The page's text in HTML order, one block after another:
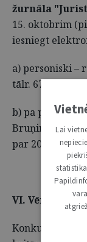
žurnāla
15. oktobrim
iesniegt
a) personiski –
tālr. 67310680;
b) pa pastu –
Bruņinieku ielā
par 2015. gada
VI.
Konkursa darbi
Lai